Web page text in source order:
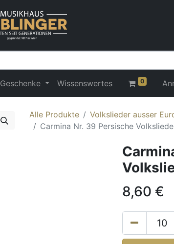
Geschenke Wissenswertes 0
Alle Produkte
Volkslieder ausser
Carmina Nr. 39 Persische
8,60 €